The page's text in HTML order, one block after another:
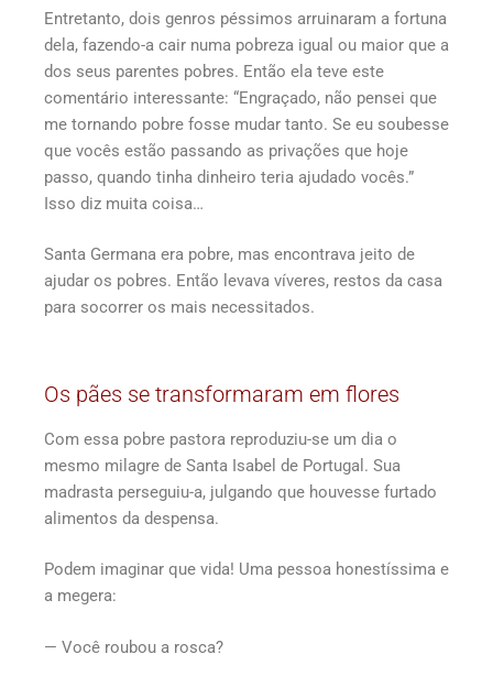
Entretanto, dois genros péssimos arruinaram a fortuna
dela, fazendo-a cair numa pobreza igual ou maior que a
dos seus parentes pobres. Então ela teve este
comentário interessante: “Engraçado, não pensei que
me tornando pobre fosse mudar tanto. Se eu soubesse
que vocês estão passando as privações que hoje
passo, quando tinha dinheiro teria ajudado vocês.”
Isso diz muita coisa…
Santa Germana era pobre, mas encontrava jeito de
ajudar os pobres. Então levava víveres, restos da casa
para socorrer os mais necessitados.
Os pães se transformaram em flores
Com essa pobre pastora reproduziu-se um dia o
mesmo milagre de Santa Isabel de Portugal. Sua
madrasta perseguiu-a, julgando que houvesse furtado
alimentos da despensa.
Podem imaginar que vida! Uma pessoa honestíssima e
a megera:
— Você roubou a rosca?